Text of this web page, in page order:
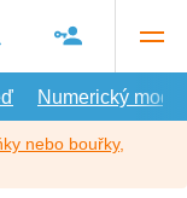
Numerický model
nebo bouřky,